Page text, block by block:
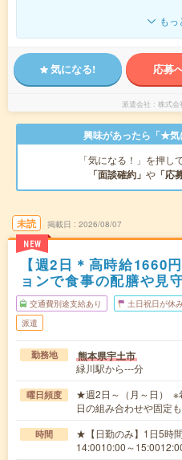
もっ
気になる! 応募
派遣会社 株式会
興味があったら「★気
「気になる！」を押し
「面談確約」 や 「応
未読
NEW
掲載日 2026/08/07
【週2日＊高時給1660
ョンで食事の配膳や見
交通費別途支給あり 土日祝日が休
派遣
勤務地 熊本県宇土市
緑川駅から---分
曜日頻度
★週2日～（月～日） ※
日の組み合わせや固定も
時間
★【日勤のみ】1日5時
14:0010:00～